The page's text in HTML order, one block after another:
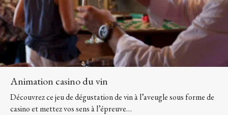
Animation casino du vin
Découvrez ce jeu de dégustation de vin à l’aveugle sous forme de
casino et mettez vos sens à l’épreuve…